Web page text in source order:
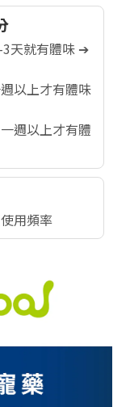
天就有體味 ➔
以上才有體味
週以上才有體
用頻率